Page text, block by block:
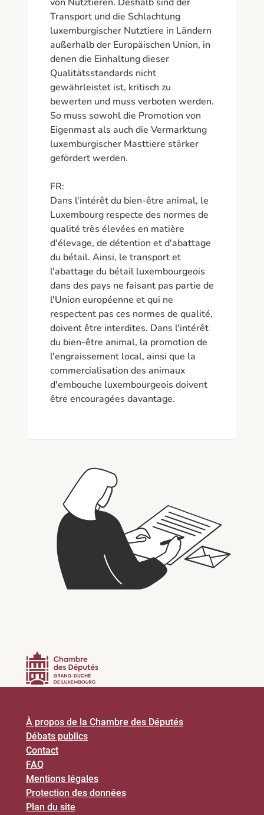
Transport und die Schlachtung
luxemburgischer Nutztiere in Ländern
außerhalb der Europäischen Union, in
denen die Einhaltung dieser
Qualitätsstandards nicht
gewährleistet ist, kritisch zu
bewerten und muss verboten werden.
So muss sowohl die Promotion von
Eigenmast als auch die Vermarktung
luxemburgischer Masttiere stärker
gefördert werden.
FR:
Dans l'intérêt du bien-être animal, le
Luxembourg respecte des normes de
qualité très élevées en matière
d'élevage, de détention et d'abattage
du bétail. Ainsi, le transport et
l'abattage du bétail luxembourgeois
dans des pays ne faisant pas partie de
l'Union européenne et qui ne
respectent pas ces normes de qualité,
doivent être interdites. Dans l'intérêt
du bien-être animal, la promotion de
l'engraissement local, ainsi que la
commercialisation des animaux
d'embouche luxembourgeois doivent
À propos de la Chambre des Députés
Débats publics
Contact
FAQ
Mentions légales
Protection des données
Plan du site